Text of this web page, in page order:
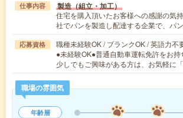
仕事内容 製造（組立・加工）
住宅を購入頂いたお客様への感謝の気
社でパンを製造し配達する企業で、パ
応募資格
職種未経験OK / ブランクOK / 英語力不
●未経験OK●普通自動車運転免許をお持
少しでもご興味がある方は、お気軽
職場の雰囲気
年齢層